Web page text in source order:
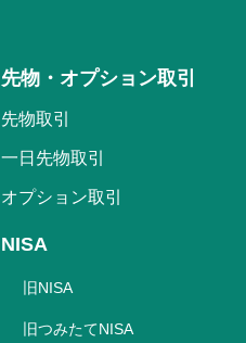
先物・オプション取引
先物取引
一日先物取引
オプション取引
NISA
旧NISA
旧つみたてNISA